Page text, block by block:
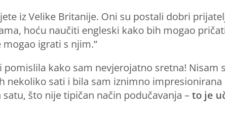
iz Velike Britanije. Oni su postali dobri
hoću naučiti engleski kako bih mogao
igrati s njim.”
kako sam nevjerojatno sretna! Nisam
nekoliko sati i bila sam iznimno impresionirana
što nije tipičan način podučavanja –to je